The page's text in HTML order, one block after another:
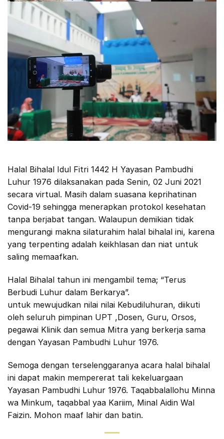
Halal Bihalal Idul Fitri 1442 H Yayasan Pambudhi
Luhur 1976 dilaksanakan pada Senin, 02 Juni 2021
secara virtual. Masih dalam suasana keprihatinan
Covid-19 sehingga menerapkan protokol kesehatan
tanpa berjabat tangan. Walaupun demikian tidak
mengurangi makna silaturahim halal bihalal ini, karena
yang terpenting adalah keikhlasan dan niat untuk
saling memaafkan.
Halal Bihalal tahun ini mengambil tema; “Terus
Berbudi Luhur dalam Berkarya”.
untuk mewujudkan nilai nilai Kebudiluhuran, diikuti
oleh seluruh pimpinan UPT ,Dosen, Guru, Orsos,
pegawai Klinik dan semua Mitra yang berkerja sama
dengan Yayasan Pambudhi Luhur 1976.
Semoga dengan terselenggaranya acara halal bihalal
ini dapat makin mempererat tali kekeluargaan
Yayasan Pambudhi Luhur 1976. Taqabbalallohu Minna
wa Minkum, taqabbal yaa Kariim, Minal Aidin Wal
Faizin. Mohon maaf lahir dan batin.